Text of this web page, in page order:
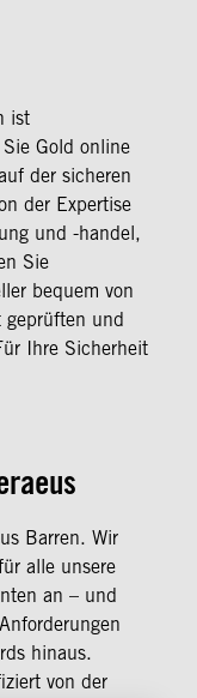
ist
Gold online
der sicheren
der Expertise
und -handel,
Sie
bequem von
geprüften und
Ihre Sicherheit
Barren. Wir
alle unsere
an – und
hinaus.
von der